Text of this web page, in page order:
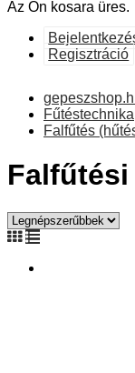
Az Ön kosara üres.
Regisztráció
Fűtéstechnika
Falfűtés